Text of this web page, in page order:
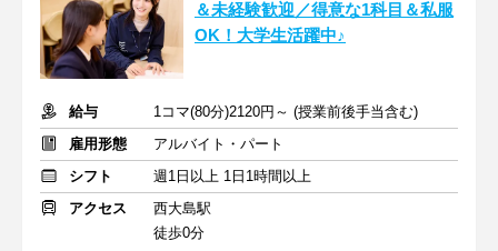
＆未経験歓迎／得意な1科目＆私服
OK！大学生活躍中♪
給与
1コマ(80分)2120円～ (授業前後手当含む)
雇用形態
アルバイト・パート
シフト
週1日以上 1日1時間以上
アクセス
西大島駅
徒歩0分